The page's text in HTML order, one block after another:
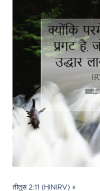
तीतुस 2:11 (HINIRV) »